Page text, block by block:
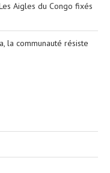
Aigles du Congo fixés
la communauté résiste